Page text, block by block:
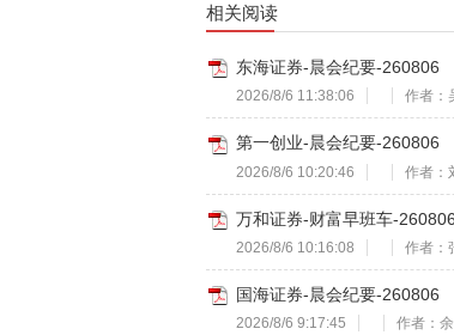
相关阅读
东海证券-晨会纪要-260806
2026/8/6 11:38:06 作者：
第一创业-晨会纪要-260806
2026/8/6 10:20:46 作者：
万和证券-财富早班车-260806
2026/8/6 10:16:08 作者：
国海证券-晨会纪要-260806
2026/8/6 9:17:45 作者：